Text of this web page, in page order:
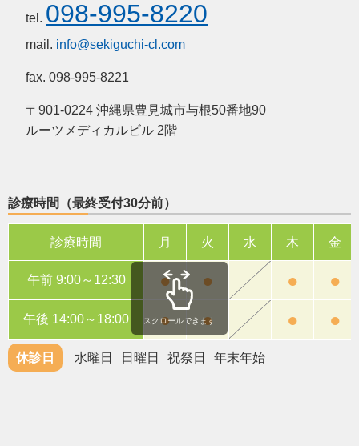
tel. 098-995-8220
mail. info@sekiguchi-cl.com
fax. 098-995-8221
〒901-0224 沖縄県豊見城市与根50番地90
ルーツメディカルビル 2階
診療時間（最終受付30分前）
診療時間 月 火 水 木 金
午前 9:00～12:30 ● ● ● ●
午後 14:00～18:00 ● ● ● ●
スクロールできます
休診日 水曜日 日曜日 祝祭日 年末年始